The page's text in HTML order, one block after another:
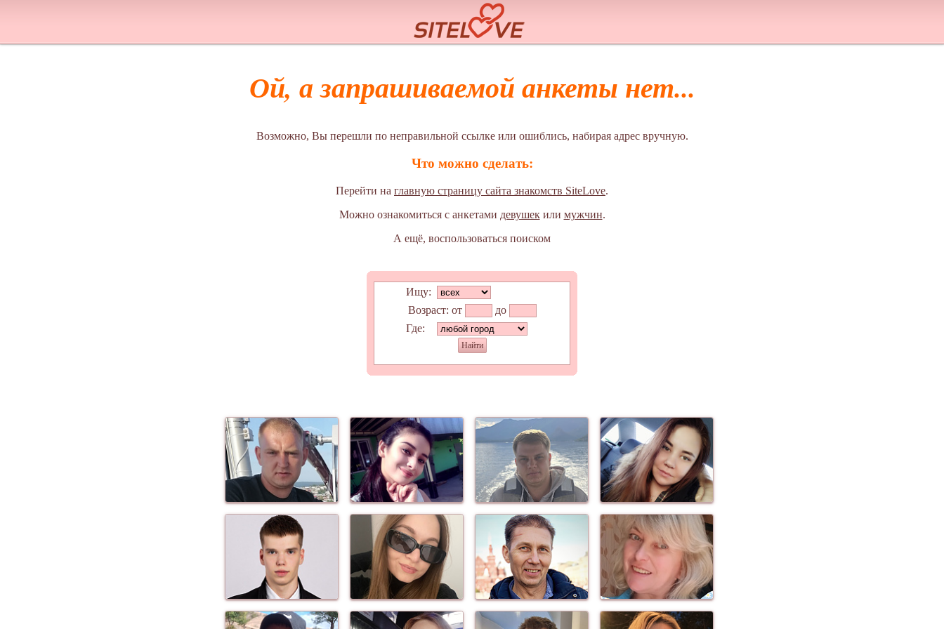
Ой, а запрашиваемой анкеты нет...
Возможно, Вы перешли по неправильной ссылке или ошиблись, набирая адрес вручную.
Что можно сделать:
Перейти на главную страницу сайта знакомств SiteLove.
Можно ознакомиться с анкетами девушекили мужчин.
А ещё, воспользоваться поиском
Ищу:
Возраст: от
до
Где:
Найти